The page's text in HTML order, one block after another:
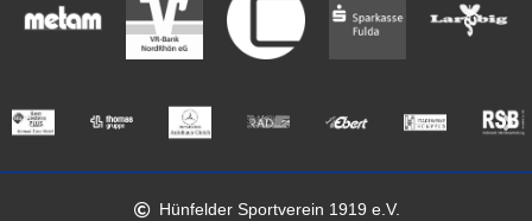
Hünfelder Sportverein 1919 e.V.